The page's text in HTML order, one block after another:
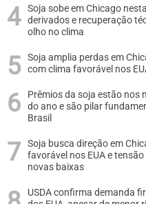
Soja sobe em Chicago
derivados e recuperação
olho no clima
Soja amplia perdas em
com clima favorável nos
Prêmios da soja estão nos
do ano e são pilar
Brasil
Soja busca direção em
favorável nos EUA e
novas baixas
USDA confirma demanda